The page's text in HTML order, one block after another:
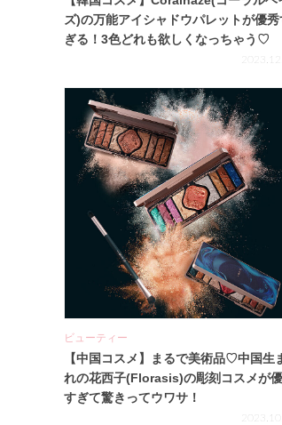
ズ)の万能アイシャドウパレットが優秀
ぎる！3色どれも欲しくなっちゃう♡
ビューティー
【中国コスメ】まるで美術品♡中国生
れの花西子(Florasis)の彫刻コスメが
すぎて驚きってウワサ！